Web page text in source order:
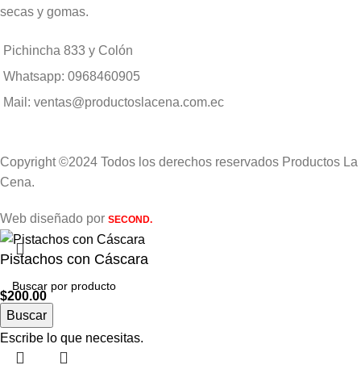
secas y gomas.
Pichincha 833 y Colón
Whatsapp: 0968460905
Mail: ventas@productoslacena.com.ec
Copyright ©2024 Todos los derechos reservados Productos La
Cena.
Web diseñado por SECOND.
Buscar
Escribe lo que necesitas.
Pistachos con Cáscara
$200.00
Agotado